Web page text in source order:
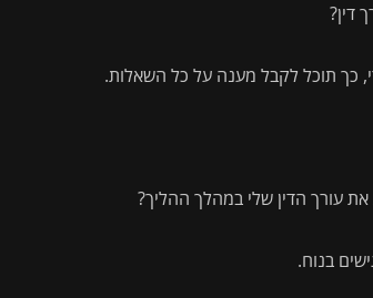
דין?
כך תוכל לקבל מענה על כל השאלות.
את עורך הדין שלי במהלך ההליך?
בנוח.